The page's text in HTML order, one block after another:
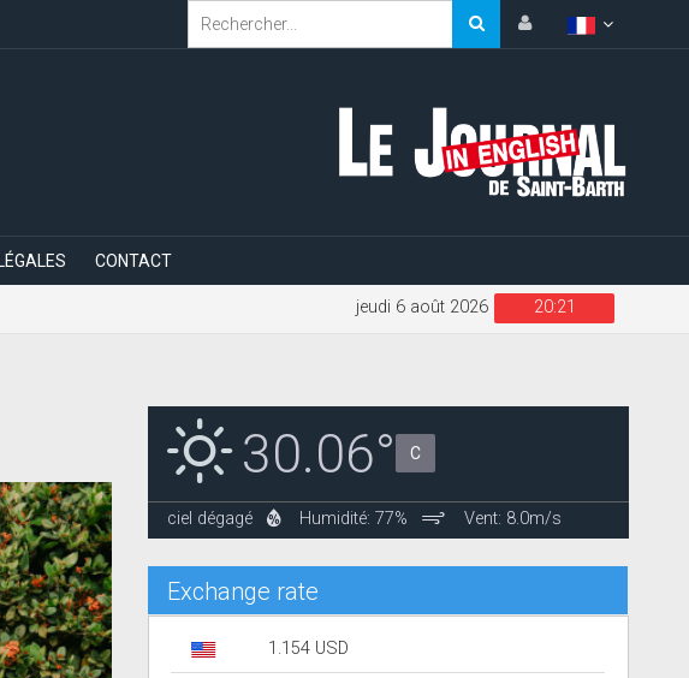
CONTACT
20:21
jeudi 6 août 2026
30.06° C
ciel dégagé Humidité: 77% Vent: 8.0m/s
Exchange rate
1.154 USD